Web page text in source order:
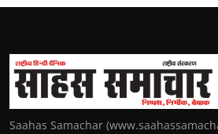
Saahas Samachar